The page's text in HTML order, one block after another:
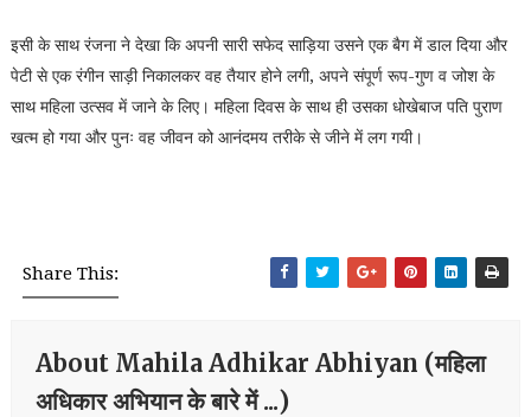
इसी के साथ रंजना ने देखा कि अपनी सारी सफेद साड़िया उसने एक बैग में डाल दिया और
पेटी से एक रंगीन साड़ी निकालकर वह तैयार होने लगी, अपने संपूर्ण रूप-गुण व जोश के
साथ महिला उत्सव में जाने के लिए। महिला दिवस के साथ ही उसका धोखेबाज पति पुराण
खत्म हो गया और पुनः वह जीवन को आनंदमय तरीके से जीने में लग गयी।
Share This:
About Mahila Adhikar Abhiyan (महिला
अधिकार अभियान के बारे में ...)